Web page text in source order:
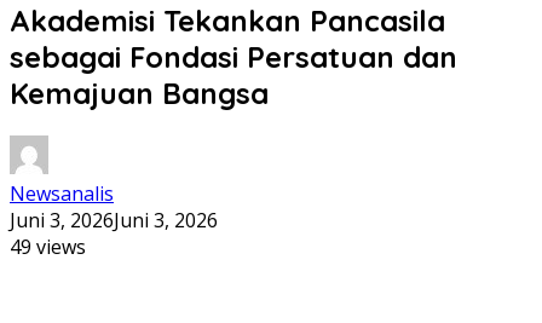
Akademisi Tekankan Pancasila
sebagai Fondasi Persatuan dan
Kemajuan Bangsa
Newsanalis
Juni 3, 2026Juni 3, 2026
49 views